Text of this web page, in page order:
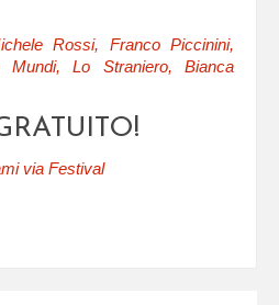
Rossi, Franco Piccinini,
Mundi, Lo Straniero, Bianca
via Festival